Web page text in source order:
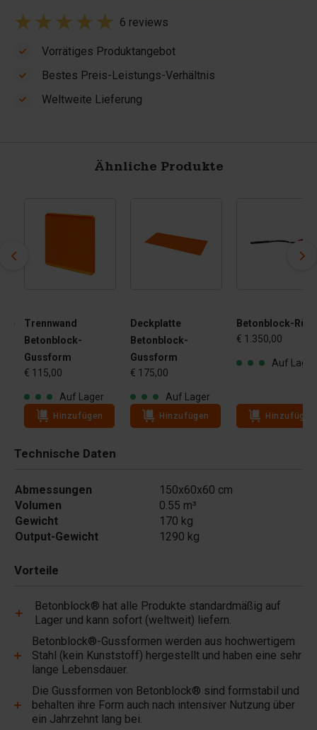
6 reviews
Vorrätiges Produktangebot
Bestes Preis-Leistungs-Verhältnis
Weltweite Lieferung
Ähnliche Produkte
Trennwand
Betonblock-
Gussform
€ 115,00
Auf Lager
Hinzufügen
Deckplatte
Betonblock-
Gussform
€ 175,00
Auf Lager
Hinzufügen
Betonblock-
€ 1.350,00
Auf Lager
Hinzufügen
Technische Daten
Abmessungen
150x60x60 cm
Volumen
0.55 m³
Gewicht
170 kg
Output-Gewicht
1290 kg
Vorteile
Betonblock® hat alle Produkte standardmäßig auf
Lager und kann sofort (weltweit) liefern.
Betonblock®-Gussformen werden aus hochwertigem
Stahl (kein Kunststoff) hergestellt und haben eine sehr
lange Lebensdauer.
Die Gussformen von Betonblock® sind formstabil und
behalten ihre Form auch nach intensiver Nutzung über
ein Jahrzehnt lang bei.